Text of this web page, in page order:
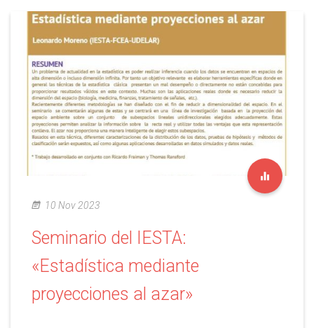
10 Nov 2023
Seminario del IESTA:
«Estadística mediante
proyecciones al azar»